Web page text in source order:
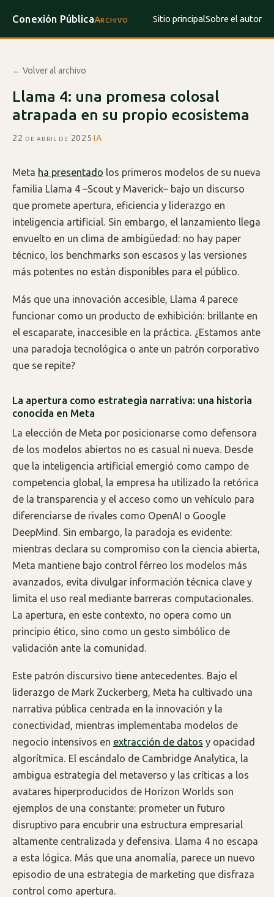
Conexión PúblicaArchivo Sitio principalSobre el autor
← Volver al archivo
Llama 4: una promesa colosal
atrapada en su propio ecosistema
22 de abril de 2025·IA
Meta ha presentado los primeros modelos de su nueva
familia Llama 4 –Scout y Maverick– bajo un discurso
que promete apertura, eficiencia y liderazgo en
inteligencia artificial. Sin embargo, el lanzamiento llega
envuelto en un clima de ambigüedad: no hay paper
técnico, los benchmarks son escasos y las versiones
más potentes no están disponibles para el público.
Más que una innovación accesible, Llama 4 parece
funcionar como un producto de exhibición: brillante en
el escaparate, inaccesible en la práctica. ¿Estamos ante
una paradoja tecnológica o ante un patrón corporativo
que se repite?
La apertura como estrategia narrativa: una historia
conocida en Meta
La elección de Meta por posicionarse como defensora
de los modelos abiertos no es casual ni nueva. Desde
que la inteligencia artificial emergió como campo de
competencia global, la empresa ha utilizado la retórica
de la transparencia y el acceso como un vehículo para
diferenciarse de rivales como OpenAI o Google
DeepMind. Sin embargo, la paradoja es evidente:
mientras declara su compromiso con la ciencia abierta,
Meta mantiene bajo control férreo los modelos más
avanzados, evita divulgar información técnica clave y
limita el uso real mediante barreras computacionales.
La apertura, en este contexto, no opera como un
principio ético, sino como un gesto simbólico de
validación ante la comunidad.
Este patrón discursivo tiene antecedentes. Bajo el
liderazgo de Mark Zuckerberg, Meta ha cultivado una
narrativa pública centrada en la innovación y la
conectividad, mientras implementaba modelos de
negocio intensivos en extracción de datos y opacidad
algorítmica. El escándalo de Cambridge Analytica, la
ambigua estrategia del metaverso y las críticas a los
avatares hiperproducidos de Horizon Worlds son
ejemplos de una constante: prometer un futuro
disruptivo para encubrir una estructura empresarial
altamente centralizada y defensiva. Llama 4 no escapa
a esta lógica. Más que una anomalía, parece un nuevo
episodio de una estrategia de marketing que disfraza
control como apertura.